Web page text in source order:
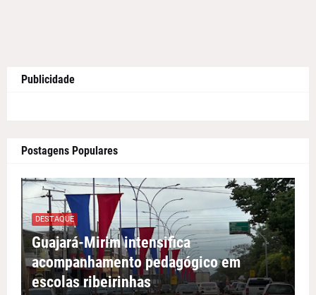
Publicidade
Postagens Populares
DESTAQUE
Guajará-Mirim intensifica
acompanhamento pedagógico em
escolas ribeirinhas